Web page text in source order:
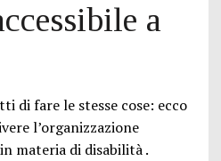
a
di fare le stesse cose: ecco
l’organizzazione
materia di disabilità .